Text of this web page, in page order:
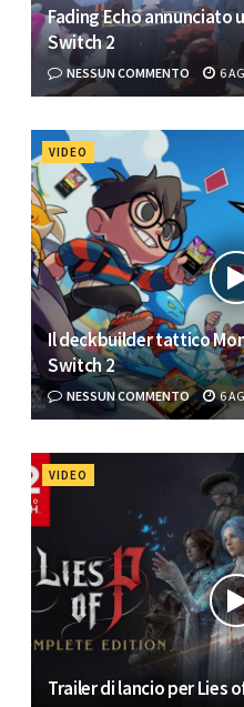
Fading Echo
Switch 2
NESSUN COMMENTO 6
VIDEO
Il deckbuilder tattico
Switch 2
NESSUN COMMENTO 6
VIDEO
Trailer di lancio per Lies